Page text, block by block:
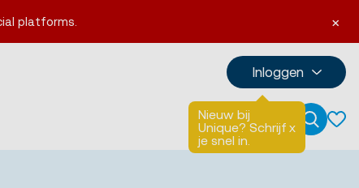
×
platforms.
Inloggen
Nieuw bij
Unique? Schrijf
je snel in.
x
English
Zoeken